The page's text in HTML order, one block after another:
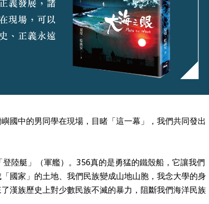
國中的男同學在現場，目睹「這一幕」，我們共同發出
陸艇」（軍艦）。356真的是勇猛的鐵殼船，它讓我們
國家」的土地、我們民族變成山地山胞，我念大學的身
漢族歷史上對少數民族不滅的暴力，阻斷我們海洋民族